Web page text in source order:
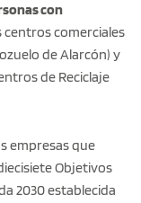
con
centros comerciales
de Alarcón) y
de Reciclaje
empresas que
Objetivos
2030 establecida